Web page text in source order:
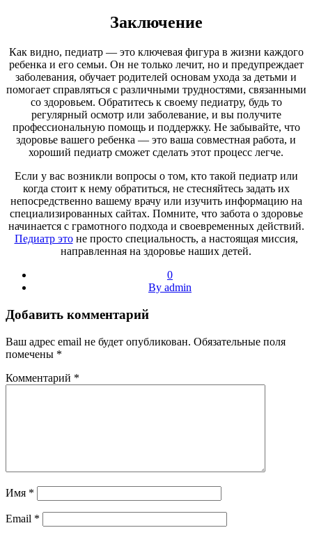
Заключение
Как видно, педиатр — это ключевая фигура в жизни каждого
ребенка и его семьи. Он не только лечит, но и предупреждает
заболевания, обучает родителей основам ухода за детьми и
помогает справляться с различными трудностями, связанными
со здоровьем. Обратитесь к своему педиатру, будь то
регулярный осмотр или заболевание, и вы получите
профессиональную помощь и поддержку. Не забывайте, что
здоровье вашего ребенка — это ваша совместная работа, и
хороший педиатр сможет сделать этот процесс легче.
Если у вас возникли вопросы о том, кто такой педиатр или
когда стоит к нему обратиться, не стесняйтесь задать их
непосредственно вашему врачу или изучить информацию на
специализированных сайтах. Помните, что забота о здоровье
начинается с грамотного подхода и своевременных действий.
Педиатр этоне просто специальность, а настоящая миссия,
направленная на здоровье наших детей.
0
By admin
Добавить комментарий
Ваш адрес email не будет опубликован. Обязательные поля
помечены *
Комментарий *
Имя *
Email *